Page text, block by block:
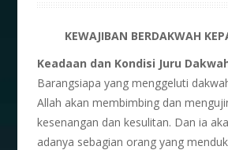
KEWAJIBAN BERDAKWAH
Keadaan dan Kondisi Juru
Barangsiapa yang menggeluti
Allah akan membimbing dan
kesenangan dan kesulitan. Dan ia
adanya sebagian orang yang